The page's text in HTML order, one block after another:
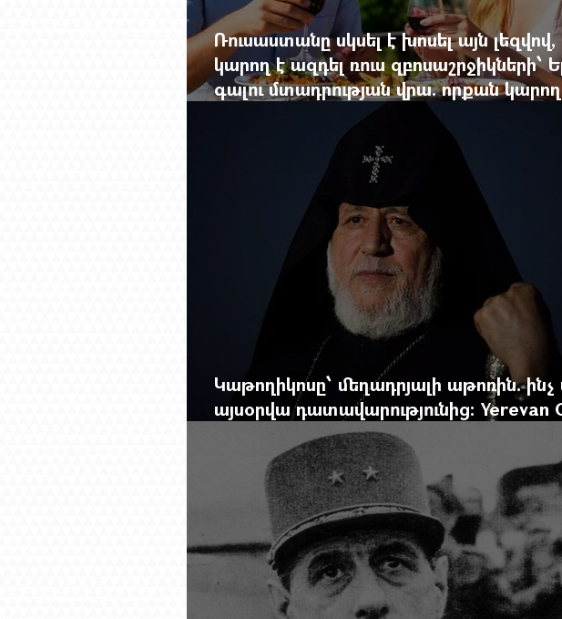
Ռուսաստանը սկսել է խոսել այն լեզվով,
կարող է ազդել ռուս զբոսաշրջիկների՝
գալու մտադրության վրա. որքան
խորանալ հայ-ռուսական ճգնաժամը
Կաթողիկոսը՝ մեղադրյալի աթոռին. ինչ
այսօրվա դատավարությունից: Yerevan
Mag.-ի մեծ ռեպորտաժը